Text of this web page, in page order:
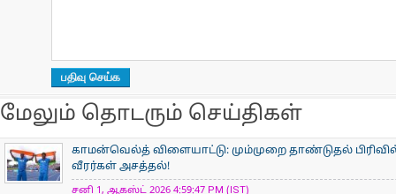
மேலும் தொடரும் செய்திகள்
காமன்வெல்த் விளையாட்டு: மும்முறை தாண்டுதல்
வீரர்கள் அசத்தல்!
சனி 1, ஆகஸ்ட் 2026 4:59:47 PM (IST)